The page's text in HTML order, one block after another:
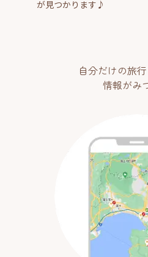
が見つかります♪
自分だけの旅
情報がみ